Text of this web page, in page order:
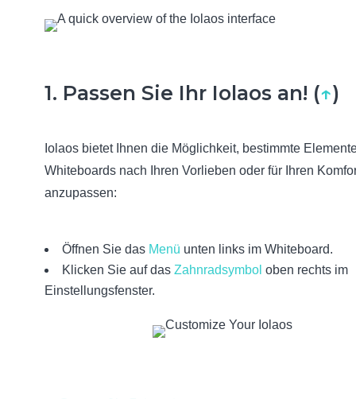
1. Passen Sie Ihr Iolaos an! (↑)
Iolaos bietet Ihnen die Möglichkeit, bestimmte
Whiteboards nach Ihren Vorlieben oder für Ihren
anzupassen:
Öffnen Sie das Menü unten links im Whiteboard.
Klicken Sie auf das Zahnradsymbol oben rechts im
Einstellungsfenster.